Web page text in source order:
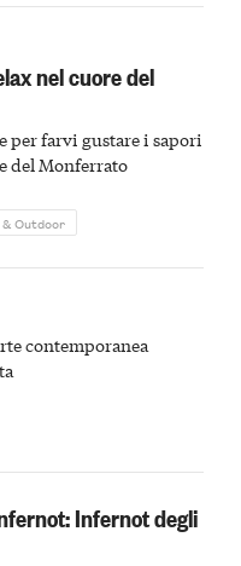
nel cuore del
per farvi gustare i sapori
del Monferrato
Outdoor
contemporanea
Infernot degli